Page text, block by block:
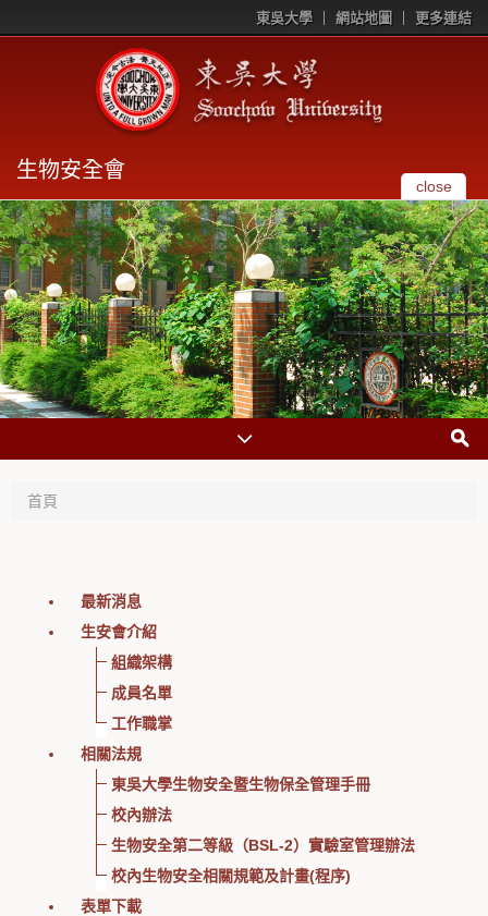
東吳大學 網站地圖 更多連結
生物安全會
close
首頁
最新消息
生安會介紹
組織架構
成員名單
工作職掌
相關法規
東吳大學生物安全暨生物保全管理手冊
校內辦法
生物安全第二等級（BSL-2）實驗室管理辦法
校內生物安全相關規範及計畫(程序)
表單下載